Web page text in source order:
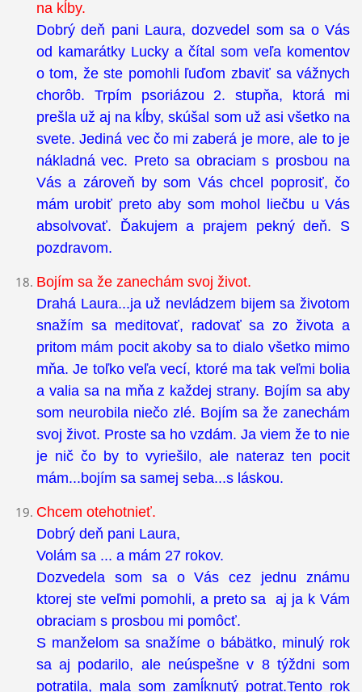
na kĺby.
Dobrý deň pani Laura, dozvedel som sa o Vás
od kamarátky Lucky a čítal som veľa komentov
o tom, že ste pomohli ľuďom zbaviť sa vážnych
chorôb. Trpím psoriázou 2. stupňa, ktorá mi
prešla už aj na kĺby, skúšal som už asi všetko na
svete. Jediná vec čo mi zaberá je more, ale to je
nákladná vec. Preto sa obraciam s prosbou na
Vás a zároveň by som Vás chcel poprosiť, čo
mám urobiť preto aby som mohol liečbu u Vás
absolvovať. Ďakujem a prajem pekný deň. S
pozdravom.
Bojím sa že zanechám svoj život.
Drahá Laura...ja už nevládzem bijem sa životom
snažím sa meditovať, radovať sa zo života a
pritom mám pocit akoby sa to dialo všetko mimo
mňa. Je toľko veľa vecí, ktoré ma tak veľmi bolia
a valia sa na mňa z každej strany. Bojím sa aby
som neurobila niečo zlé. Bojím sa že zanechám
svoj život. Proste sa ho vzdám. Ja viem že to nie
je nič čo by to vyriešilo, ale nateraz ten pocit
mám...bojím sa samej seba...s láskou.
Chcem otehotnieť.
Dobrý deň pani Laura,
Volám sa ... a mám 27 rokov.
Dozvedela som sa o Vás cez jednu známu
ktorej ste veľmi pomohli, a preto sa aj ja k Vám
obraciam s prosbou mi pomôcť.
S manželom sa snažíme o bábätko, minulý rok
sa aj podarilo, ale neúspešne v 8 týždni som
potratila, mala som zamĺknutý potrat.Tento rok